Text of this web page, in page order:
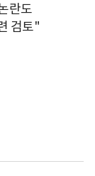
란도
검토"